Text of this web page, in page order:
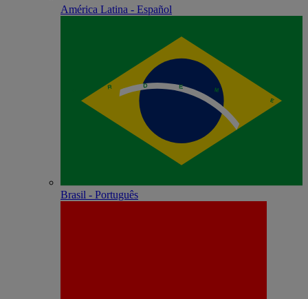
América Latina - Español
Brasil - Português